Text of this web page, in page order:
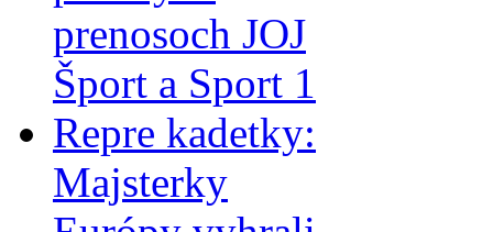
prenosoch JOJ
Šport a Sport 1
Repre kadetky:
Majsterky